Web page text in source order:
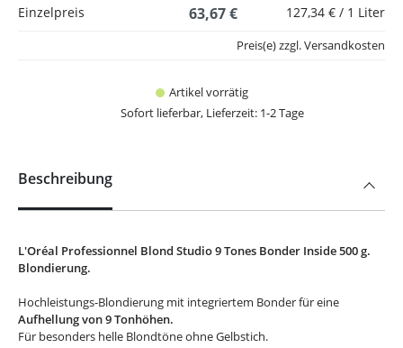
Einzelpreis
63,67 € 127,34 € / 1 Liter
Artikel vorrätig
Sofort lieferbar, Lieferzeit: 1-2 Tage
Preis(e) zzgl. Versandkosten
Beschreibung
L'Oréal Professionnel Blond Studio 9 Tones Bonder Inside 500 g.
Blondierung.
Hochleistungs-Blondierung mit integriertem Bonder für eine
Aufhellung von 9 Tonhöhen.
Für besonders helle Blondtöne ohne Gelbstich.